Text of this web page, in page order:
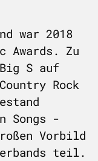
war 2018
Awards. Zu
S auf
Rock
Songs -
Vorbild
teil.